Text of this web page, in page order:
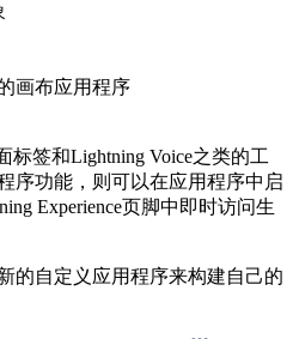
画布应用程序
标签和Lightning Voice之类的工
序功能，则可以在应用程序中启
Experience页脚中即时访问生
的自定义应用程序来构建自己的